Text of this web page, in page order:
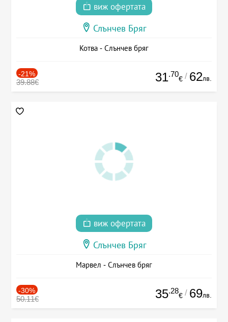
виж офертата
Слънчев Бряг
Котва - Слънчев бряг
-21%
39.88€ 31.70
€ / 62лв.
виж офертата
Слънчев Бряг
Марвел - Слънчев бряг
-30%
50.11€ 35.28
€ / 69лв.